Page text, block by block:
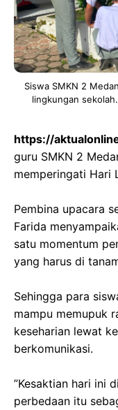
Siswa SMKN 2
lingkungan
https://
guru SMKN 2
memperingati Hari
‎Pembina upacara
Farida
satu momentum
yang harus di
‎Sehingga para
mampu memupuk
keseharian lewat
berkomunikasi.
‎”Kesaktian hari ini
perbedaan itu